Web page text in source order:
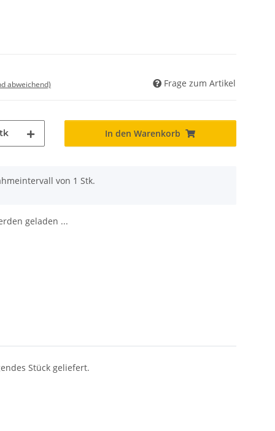
abweichend) Frage zum Artikel
In den Warenkorb
von 1 Stk.
geladen ...
Stück geliefert.